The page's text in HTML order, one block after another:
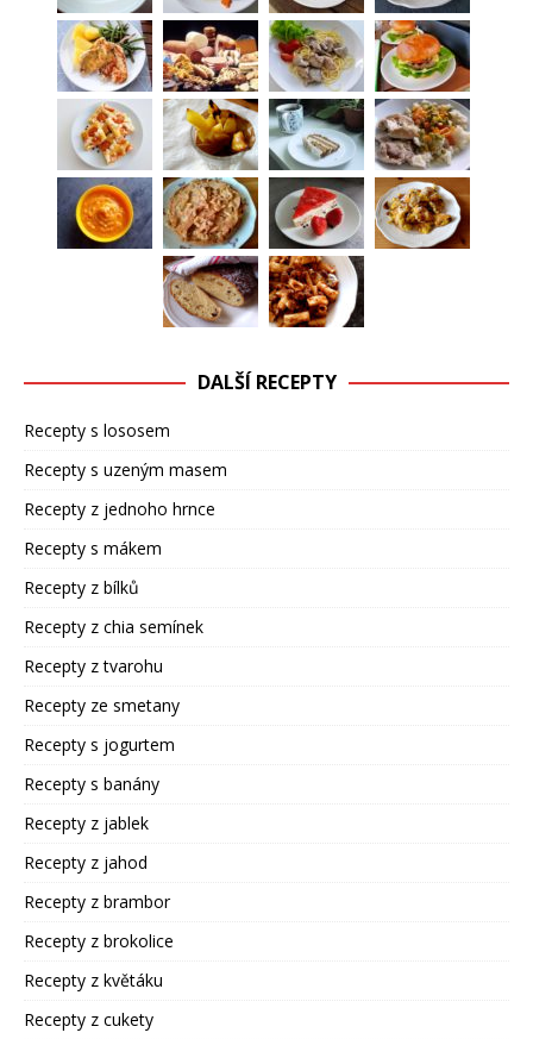
DALŠÍ RECEPTY
Recepty s lososem
Recepty s uzeným masem
Recepty z jednoho hrnce
Recepty s mákem
Recepty z bílků
Recepty z chia semínek
Recepty z tvarohu
Recepty ze smetany
Recepty s jogurtem
Recepty s banány
Recepty z jablek
Recepty z jahod
Recepty z brambor
Recepty z brokolice
Recepty z květáku
Recepty z cukety